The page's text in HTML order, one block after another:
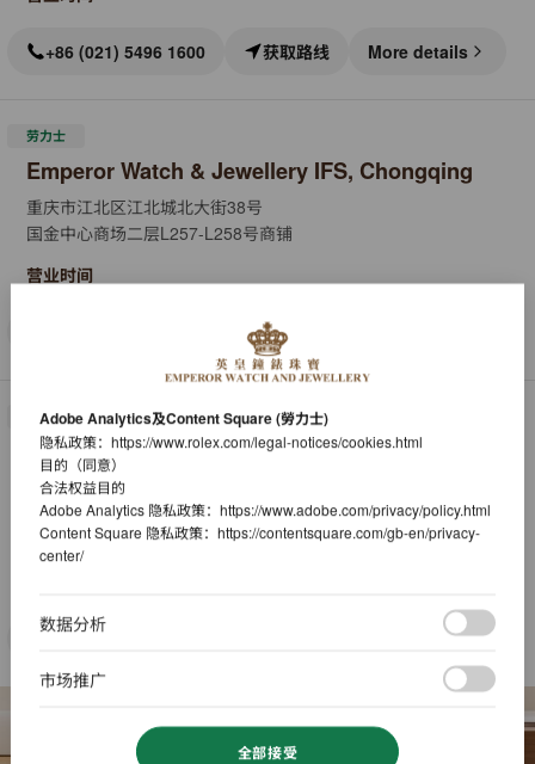
+86 (021) 5496 1600 获取路线 More details
劳力士
Emperor Watch & Jewellery IFS, Chongqing
重庆市江北区江北城北大街38号
国金中心商场二层L257-L258号商铺
营业时间
获取路线
劳力士
Emperor Watch & Jewellery Rolex Boutique
Times Square, Chongqing
重庆市渝中区邹容路100号
重庆时代广场L110号商铺
+86 (23) 6382 8329 More details
Adobe Analytics及Content Square (勞力士)
隐私政策： https://www.rolex.com/legal-notices/cookies.html
目的（同意）
合法权益目的
Adobe Analytics 隐私政策： https://www.adobe.com/privacy/policy.html
Content Square 隐私政策： https://contentsquare.com/gb-en/privacy-
center/
数据分析
市场推广
全部接受